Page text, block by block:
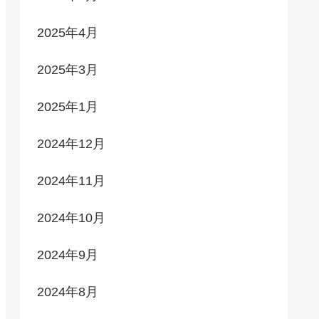
2025年4月
2025年3月
2025年1月
2024年12月
2024年11月
2024年10月
2024年9月
2024年8月